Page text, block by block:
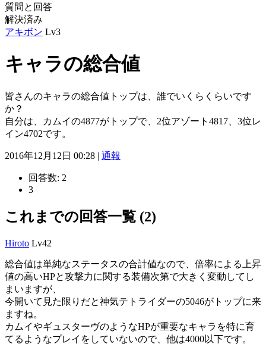
質問と回答
解決済み
アキボン Lv3
キャラの総合値
皆さんのキャラの総合値トップは、誰でいくらくらいです
か？
自分は、カムイの4877がトップで、2位アゾート4817、3位レ
イン4702です。
2016年12月12日 00:28 | 通報
回答数: 2
3
これまでの回答一覧 (2)
Hiroto Lv42
総合値は単純なステータスの合計値なので、倍率による上昇
値の高いHPと攻撃力に関する装備次第で大きく変動してし
まいますが、
今開いて見た限りだと神気テトライダーの5046がトップに来
ますね。
カムイやギュスターヴのようなHPが重要なキャラを特に育
てるようなプレイをしていないので、他は4000以下です。